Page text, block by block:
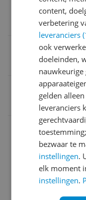
Bedrade snelheid
4.200 Hz
Aantal 1 Gigabit
4023125031090
content,
verbetering
leveranciers
ook
doeleinden,
nauwkeurige
gelden
leveranciers
bezwaar te
instellingen.
elk moment
instellingen.